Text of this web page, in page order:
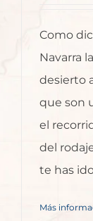
Como
Navarra
desierto
que son
el
del
te has ido
Más